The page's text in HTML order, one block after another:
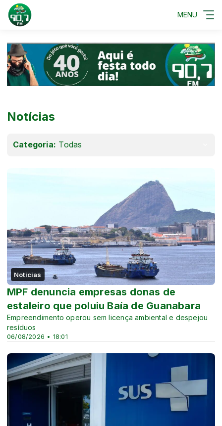
MENU
Notícias
Categoria: Todas
Noticias
06/08/2026 • 18:01
MPF denuncia empresas donas de
estaleiro que poluiu Baía de Guanabara
Empreendimento operou sem licença ambiental e despejou
resíduos